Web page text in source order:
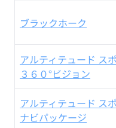
ブラックホーク
アルティテュード ス
３６０°ビジョン
アルティテュード ス
ナビパッケージ